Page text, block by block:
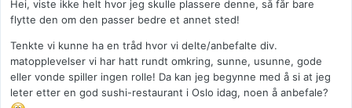
Hei, viste ikke helt hvor jeg skulle plassere denne, så får bare
flytte den om den passer bedre et annet sted!
Tenkte vi kunne ha en tråd hvor vi delte/anbefalte div.
matopplevelser vi har hatt rundt omkring, sunne, usunne, gode
eller vonde spiller ingen rolle! Da kan jeg begynne med å si at jeg
leter etter en god sushi-restaurant i Oslo idag, noen å anbefale?